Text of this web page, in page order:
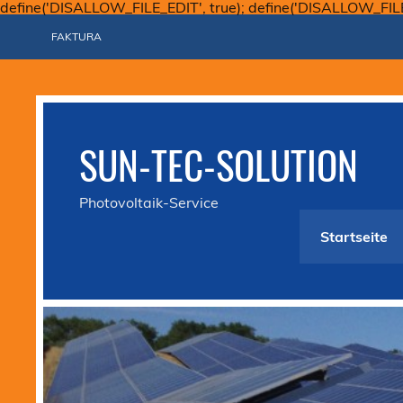
define('DISALLOW_FILE_EDIT', true);
FAKTURA
SUN-TEC-SOLUTION
Photovoltaik-Service
Startseite